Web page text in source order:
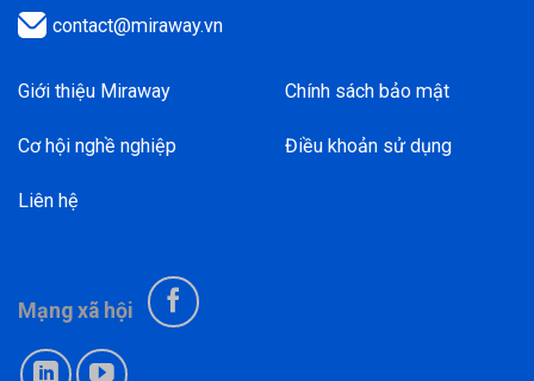
contact@miraway.vn
Giới thiệu Miraway
Cơ hội nghề nghiệp
Liên hệ
Chính sách bảo mật
Điều khoản sử dụng
Mạng xã hội